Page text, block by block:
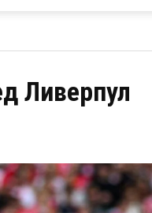
Ливерпул